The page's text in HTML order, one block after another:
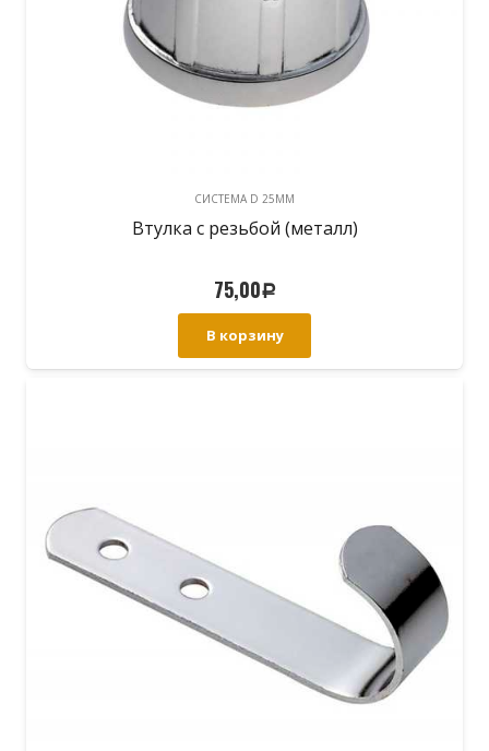
CИСТЕМА D 25MM
Втулка с резьбой (металл)
75,00Р
В корзину